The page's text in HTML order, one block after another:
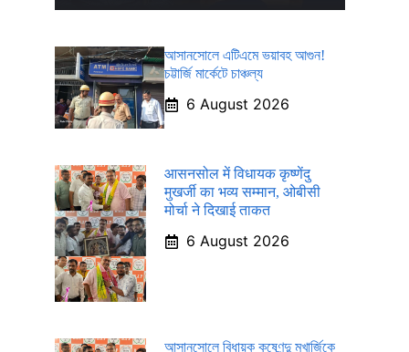
আসানসোলে এটিএমে ভয়াবহ আগুন!
চট্টার্জি মার্কেটে চাঞ্চল্য
6 August 2026
आसनसोल में विधायक कृष्णेंदु
मुखर्जी का भव्य सम्मान, ओबीसी
मोर्चा ने दिखाई ताकत
6 August 2026
আসানসোলে বিধায়ক কৃষ্ণেন্দু মুখার্জিকে